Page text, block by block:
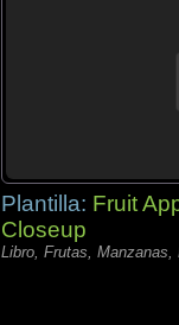
Plantilla: Fruit
Closeup
Libro, Frutas, Manzanas,